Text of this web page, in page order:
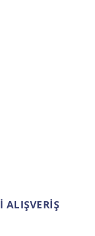
ALIŞVERİŞ